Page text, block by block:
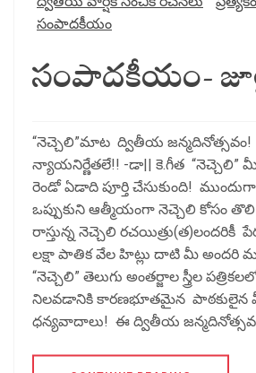
సంపాదకీయం
సంపాదకీయం-
“నెచ్చెలి”మాట ద్వితీయ
న్యాయనిర్ణేతలే!! -డా|| కె.గీత “నెచ్చెలి”
రెండో ఏడాది పూర్తి చేసుకుంది!
ఒప్పుకుని ఆత్మీయంగా నెచ్చెలి కోసం తొలి
రాస్తున్న నెచ్చెలి రచయిత్రు(త)లందరికీ
లక్షా పాతిక వేల హిట్లు దాటి మీ అందరి
“నెచ్చెలి” తెలుగు అంతర్జాల స్త్రీల
నిలవడానికి కారణభూతమైన పాఠకులైన
ధన్యవాదాలు! ఈ ద్వితీయ జన్మదినోత్సవ